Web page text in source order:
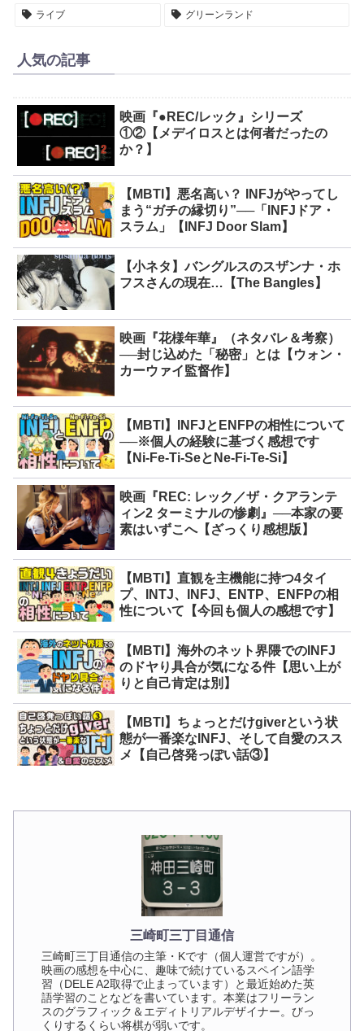
ライブ グリーンランド
人気の記事
映画『●REC/レック』シリーズ
①②【メデイロスとは何者だったの
か？】
【MBTI】悪名高い？ INFJがやってし
まう“ガチの縁切り”──「INFJドア・
スラム」【INFJ Door Slam】
【小ネタ】バングルスのスザンナ・ホ
フスさんの現在…【The Bangles】
映画『花様年華』（ネタバレ＆考察）
──封じ込めた「秘密」とは【ウォン・
カーウァイ監督作】
【MBTI】INFJとENFPの相性について
──※個人の経験に基づく感想です
【Ni-Fe-Ti-SeとNe-Fi-Te-Si】
映画『REC: レック／ザ・クアランテ
ィン2 ターミナルの惨劇』──本家の要
素はいずこへ【ざっくり感想版】
【MBTI】直観を主機能に持つ4タイ
プ、INTJ、INFJ、ENTP、ENFPの相
性について【今回も個人の感想です】
【MBTI】海外のネット界隈でのINFJ
のドヤり具合が気になる件【思い上が
りと自己肯定は別】
【MBTI】ちょっとだけgiverという状
態が一番楽なINFJ、そして自愛のスス
メ【自己啓発っぽい話③】
三崎町三丁目通信
三崎町三丁目通信の主筆・Kです（個人運営ですが）。
映画の感想を中心に、趣味で続けているスペイン語学
習（DELE A2取得で止まっています）と最近始めた英
語学習のことなどを書いています。本業はフリーラン
スのグラフィック＆エディトリアルデザイナー。びっ
くりするくらい将棋が弱いです。